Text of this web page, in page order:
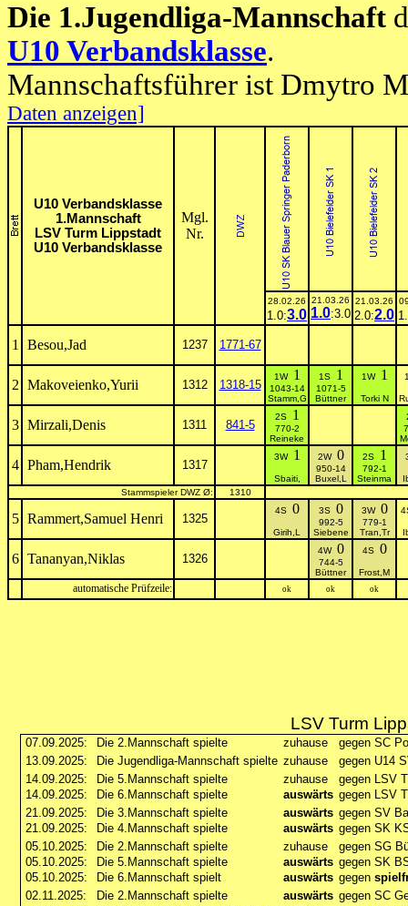
Die 1.Jugendliga-Mannschaft
U10 Verbandsklasse.
Mannschaftsführer ist Dmytro
Daten anzeigen]
U10 Verbandsklasse
1.Mannschaft
LSV Turm Lippstadt
U10 Verbandsklasse
Mgl.
Nr.
28.02.26
1.0:3.0
21.03.26
1.0:3.0
21.03.26
2.0:2.0
1 Besou,Jad 1237 1771-67
2 Makoveienko,Yurii 1312 1318-15
1W 1
1043-14
Stamm,G
1S 1
1071-5
Büttner
1W 1
Torki N
3 Mirzali,Denis 1311 841-5
2S 1
770-2
Reineke
4 Pham,Hendrik 1317
3W 1
Sbaiti,
2W 0
950-14
Buxel,L
2S 1
792-1
Steinma
Stammspieler DWZ Ø:
1310
5 Rammert,Samuel Henri 1325
4S 0
Girih,L
3S 0
992-5
Siebene
3W 0
779-1
Tran,Tr
6 Tananyan,Niklas 1326
4W 0
744-5
Büttner
4S 0
Frost,M
automatische Prüfzeile: ok ok ok
LSV Turm
07.09.2025: Die 2.Mannschaft spielte zuhause
gegen SC
13.09.2025:
Die Jugendliga-Mannschaft spielte zuhause
gegen U14
14.09.2025:
Die 5.Mannschaft spielte zuhause
gegen LSV
14.09.2025:
Die 6.Mannschaft spielte auswärts gegen LSV
21.09.2025:
Die 3.Mannschaft spielte auswärts gegen SV
21.09.2025:
Die 4.Mannschaft spielte auswärts gegen SK
05.10.2025:
Die 2.Mannschaft spielte zuhause
gegen SG
05.10.2025:
Die 5.Mannschaft spielte auswärts gegen SK
05.10.2025:
Die 6.Mannschaft spielt auswärts gegen
02.11.2025:
Die 2.Mannschaft spielte auswärts gegen SC